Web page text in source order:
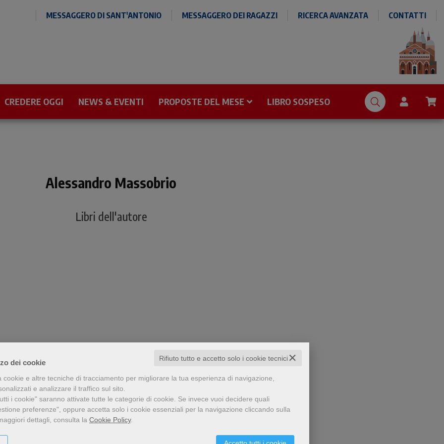
dei cookie ✕
Rifiuto tutto e accetto solo i cookie tecnici
cookie e altre tecniche di tracciamento per migliorare la tua esperienza di navigazione,
e analizzare il traffico sul sito.
i cookie" saranno attivate tutte le categorie di cookie. Se invece vuoi decidere quali
preferenze", oppure accetta solo i cookie essenziali per la navigazione cliccando sulla
dettagli, consulta la Cookie Policy.
MESSAGGERO DI SANT'ANTONIO MESSAGGERO DEI RAGAZZI RICERCA AVANZATA CONTATTI
CREDERE OGGI NEWS & EVENTI PROPOSTE DEL MESE LIBRO SOSPESO
Alessandro Massobrio
Libri dell'autore